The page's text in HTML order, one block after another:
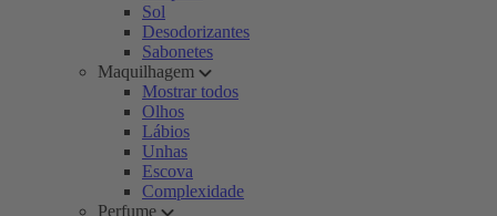
Sol
Desodorizantes
Sabonetes
Maquilhagem
Mostrar todos
Olhos
Lábios
Unhas
Escova
Complexidade
Perfume